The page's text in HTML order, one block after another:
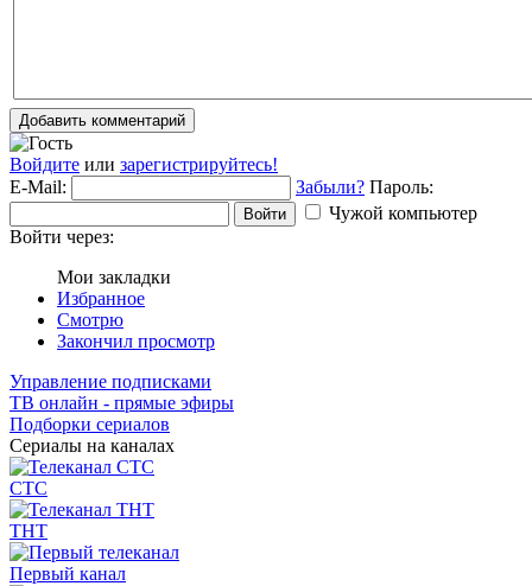
Добавить комментарий
Войдите или зарегистрируйтесь!
E-Mail:
Забыли? Пароль:
Войти
Чужой компьютер
Войти через:
Мои закладки
Избранное
Смотрю
Закончил просмотр
Управление подписками
ТВ онлайн - прямые эфиры
Подборки сериалов
Сериалы на каналах
СТС
ТНТ
Первый канал